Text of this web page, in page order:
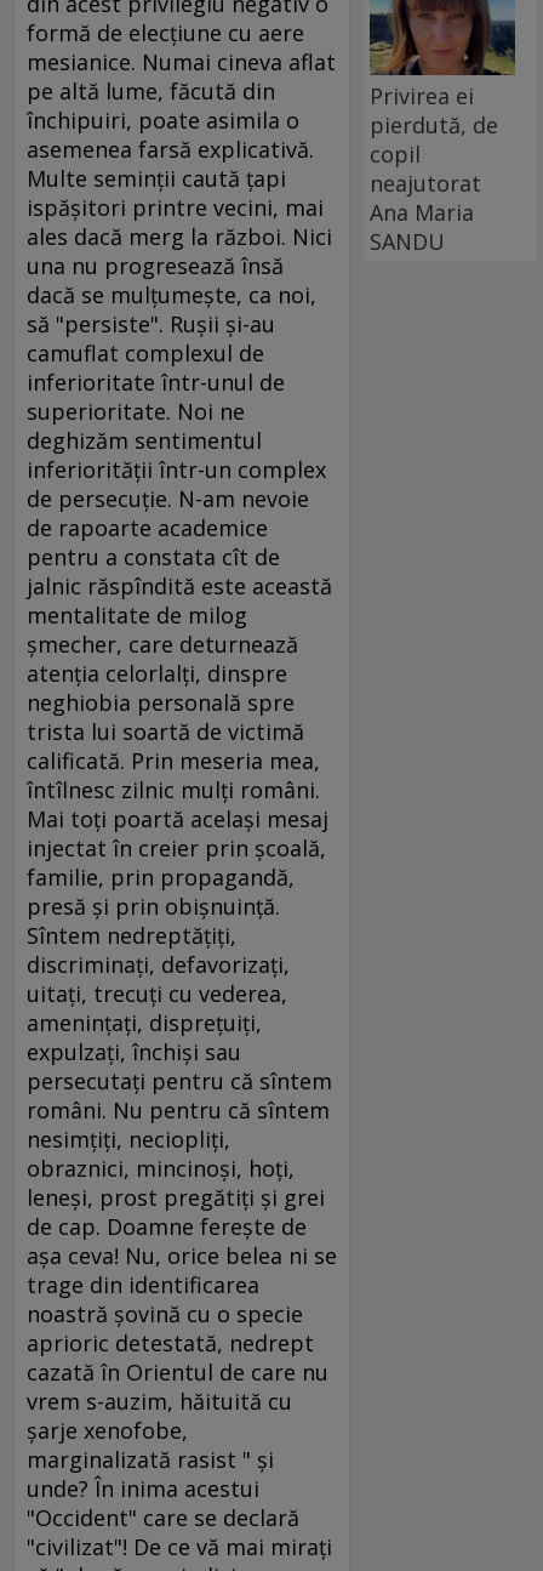
formă de elecţiune cu aere
mesianice. Numai cineva aflat
pe altă lume, făcută din
închipuiri, poate asimila o
asemenea farsă explicativă.
Multe seminţii caută ţapi
ispăşitori printre vecini, mai
ales dacă merg la război. Nici
una nu progresează însă
dacă se mulţumeşte, ca noi,
să "persiste". Ruşii şi-au
camuflat complexul de
inferioritate într-unul de
superioritate. Noi ne
deghizăm sentimentul
inferiorităţii într-un complex
de persecuţie. N-am nevoie
de rapoarte academice
pentru a constata cît de
jalnic răspîndită este această
mentalitate de milog
şmecher, care deturnează
atenţia celorlalţi, dinspre
neghiobia personală spre
trista lui soartă de victimă
calificată. Prin meseria mea,
întîlnesc zilnic mulţi români.
Mai toţi poartă acelaşi mesaj
injectat în creier prin şcoală,
familie, prin propagandă,
presă şi prin obişnuinţă.
Sîntem nedreptăţiţi,
discriminaţi, defavorizaţi,
uitaţi, trecuţi cu vederea,
ameninţaţi, dispreţuiţi,
expulzaţi, închişi sau
persecutaţi pentru că sîntem
români. Nu pentru că sîntem
nesimţiţi, neciopliţi,
obraznici, mincinoşi, hoţi,
leneşi, prost pregătiţi şi grei
de cap. Doamne fereşte de
aşa ceva! Nu, orice belea ni se
trage din identificarea
noastră şovină cu o specie
aprioric detestată, nedrept
cazată în Orientul de care nu
vrem s-auzim, hăituită cu
şarje xenofobe,
marginalizată rasist " şi
unde? În inima acestui
"Occident" care se declară
"civilizat"! De ce vă mai miraţi
Privirea ei
pierdută, de
copil
neajutorat
Ana Maria
SANDU